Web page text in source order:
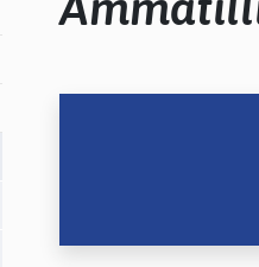
alasvetovalikkoa
alasvetovalikkoa
alasvetovalikkoa